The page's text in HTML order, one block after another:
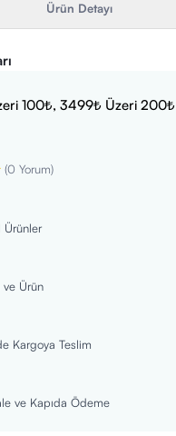
Ürün Detayı
100₺, 3499₺ Üzeri
(0 Yorum)
Ürünler
ve Ürün
Kargoya Teslim
ve Kapıda Ödeme